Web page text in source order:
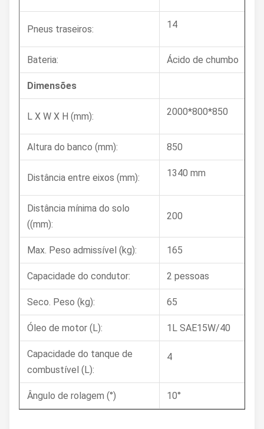
Pneus traseiros: 14
Bateria: Ácido de chumbo
Dimensões
L X W X H (mm): 2000*800*850
Altura do banco (mm): 850
Distância entre eixos (mm): 1340 mm
Distância mínima do solo
((mm):
200
Max. Peso admissível (kg): 165
Capacidade do condutor: 2 pessoas
Seco. Peso (kg): 65
Óleo de motor (L): 1L SAE15W/40
Capacidade do tanque de
combustível (L):
4
Ângulo de rolagem (°) 10°